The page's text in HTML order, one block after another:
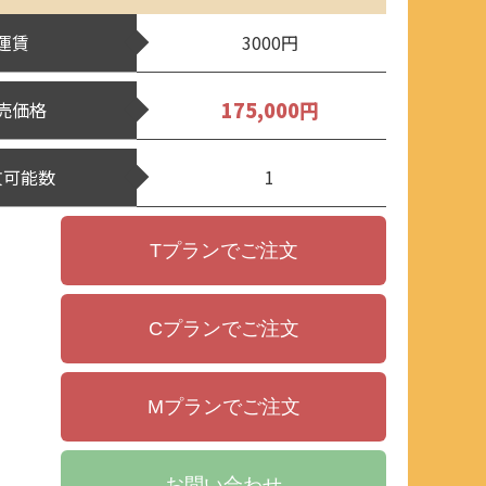
賃 3000円
価格 175,000円
能数 1